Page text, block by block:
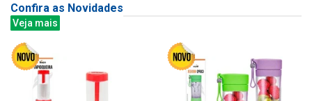
Confira as Novidades
Veja mais